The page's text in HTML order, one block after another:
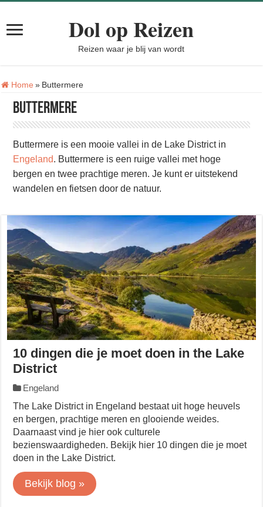
Dol op Reizen
Reizen waar je blij van wordt
Home » Tag:
Buttermere
Buttermere
Buttermere is een mooie vallei in de Lake District in
Engeland. Buttermere is een ruige vallei met hoge
bergen en twee prachtige meren. Je kunt er uitstekend
wandelen en fietsen door de natuur.
10 dingen die je moet doen in the Lake
District
Engeland
The Lake District in Engeland bestaat uit hoge heuvels
en bergen, prachtige meren en glooiende weides.
Daarnaast vind je hier ook culturele
bezienswaardigheden. Bekijk hier 10 dingen die je moet
doen in the Lake District.
Bekijk blog »